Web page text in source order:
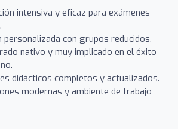
intensiva y eficaz para exámenes
personalizada con grupos reducidos.
nativo y muy implicado en el éxito
didácticos completos y actualizados.
modernas y ambiente de trabajo